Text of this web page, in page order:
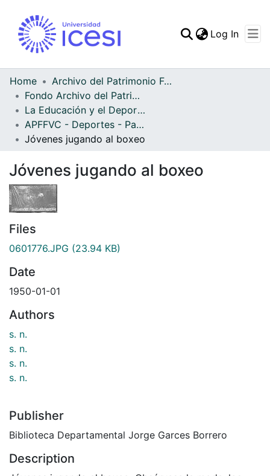
Log In
Home
Archivo del Patrimonio Fotográfico y Fílmico del Valle del Cauca
Fondo Archivo del Patrimonio Fotográfico y Fílmico del Valle del Cauca
La Educación y el Deporte
APFFVC - Deportes - Patrimonial
Jóvenes jugando al boxeo
Jóvenes jugando al boxeo
Files
0601776.JPG (23.94 KB)
Date
1950-01-01
Authors
s. n.
s. n.
s. n.
s. n.
Publisher
Biblioteca Departamental Jorge Garces Borrero
Description